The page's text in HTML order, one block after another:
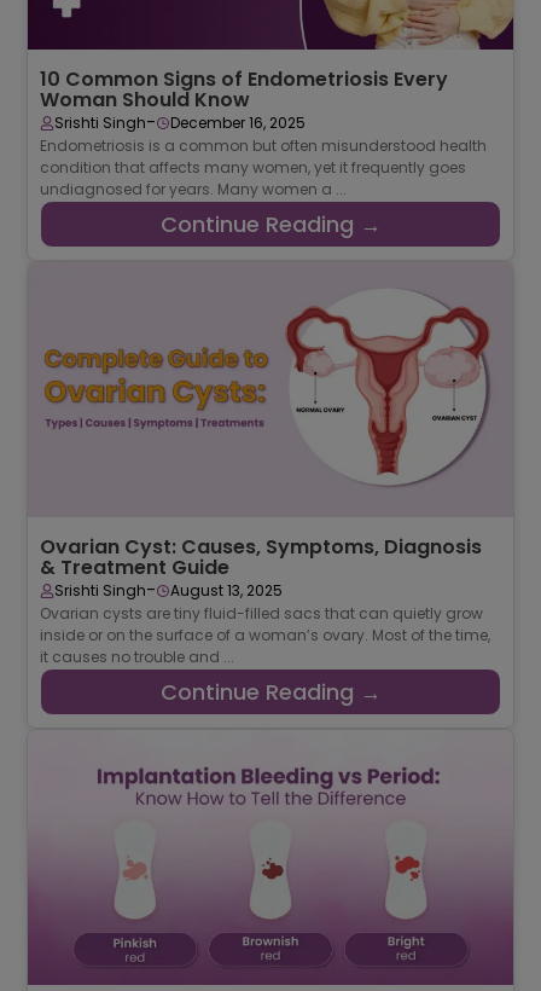
10 Common Signs of Endometriosis Every
Woman Should Know
Srishti Singh-
December 16, 2025
Endometriosis is a common but often misunderstood health
condition that affects many women, yet it frequently goes
undiagnosed for years. Many women a ...
Continue Reading →
Ovarian Cyst: Causes, Symptoms, Diagnosis
& Treatment Guide
Srishti Singh-
August 13, 2025
Ovarian cysts are tiny fluid-filled sacs that can quietly grow
inside or on the surface of a woman’s ovary. Most of the time,
it causes no trouble and ...
Continue Reading →